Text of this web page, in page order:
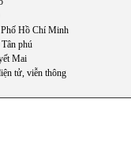
tránh ánh nắng
đúng hướng dẫn
Hồ Chí Minh
phú
Mai
tử, viễn thông